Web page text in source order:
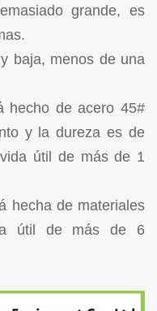
grande, es
baja, menos de una
hecho de acero 45#
y la dureza es de
útil de más de 1
hecha de materiales
útil de más de 6